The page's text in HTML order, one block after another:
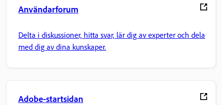
Användarforum
Delta i diskussioner, hitta svar, lär dig av experter och dela
med dig av dina kunskaper.
Adobe-startsidan